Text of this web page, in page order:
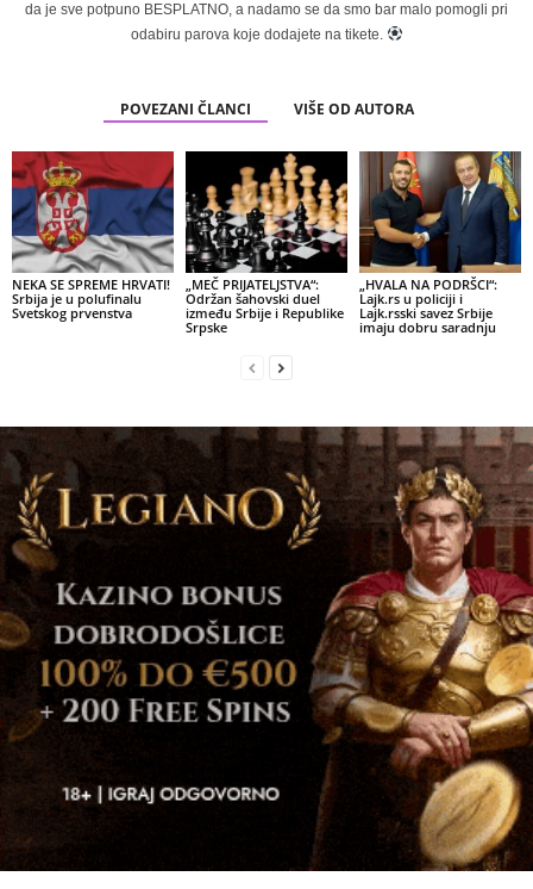
da je sve potpuno BESPLATNO, a nadamo se da smo bar malo pomogli pri
odabiru parova koje dodajete na tikete.
POVEZANI ČLANCI VIŠE OD AUTORA
NEKA SE SPREME HRVATI!
Srbija je u polufinalu
Svetskog prvenstva
„MEČ PRIJATELJSTVA“:
Održan šahovski duel
između Srbije i Republike
Srpske
„HVALA NA PODRŠCI“:
Lajk.rs u policiji i
Lajk.rsski savez Srbije
imaju dobru saradnju